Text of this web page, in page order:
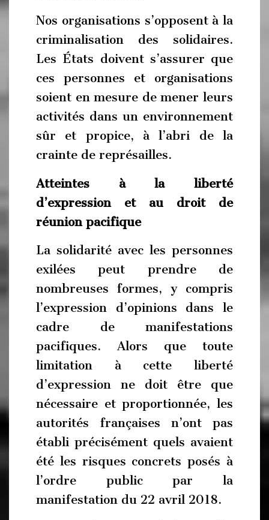
Nos organisations s’opposent à la
criminalisation des solidaires.
Les États doivent s’assurer que
ces personnes et organisations
soient en mesure de mener leurs
activités dans un environnement
sûr et propice, à l’abri de la
crainte de représailles.
Atteintes à la liberté
d’expression et au droit de
réunion pacifique
La solidarité avec les personnes
exilées peut prendre de
nombreuses formes, y compris
l’expression d’opinions dans le
cadre de manifestations
pacifiques. Alors que toute
limitation à cette liberté
d’expression ne doit être que
nécessaire et proportionnée, les
autorités françaises n’ont pas
établi précisément quels avaient
été les risques concrets posés à
l’ordre public par la
manifestation du 22 avril 2018.